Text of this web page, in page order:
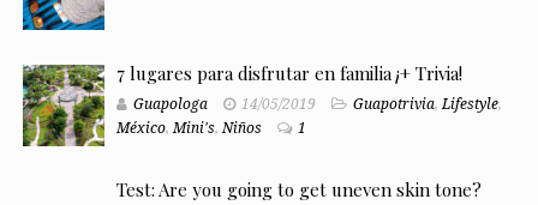
7 lugares para disfrutar en familia ¡+ Trivia!
Guapologa 14/05/2019 Guapotrivia,Lifestyle,
México,Mini's,Niños 1
Test: Are you going to get uneven skin tone?